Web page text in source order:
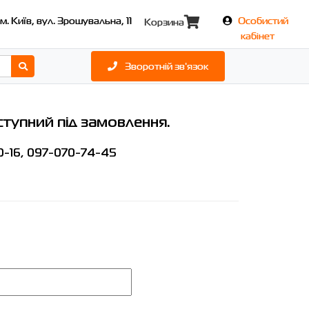
м. Київ, вул. Зрошувальна, 11 Корзина
Особистий
кабінет
Зворотній зв'язок
під замовлення.
16, 097-070-74-45